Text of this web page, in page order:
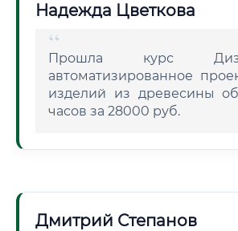
Надежда Цветкова
Прошла курс
автоматизированное
изделий из древесины
часов за 28000 руб.
Дмитрий Степанов